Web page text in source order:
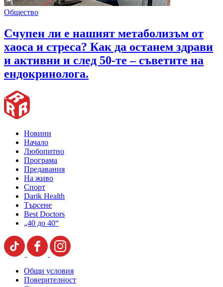
Общество
Счупен ли е нашият метаболизъм от
хаоса и стреса? Как да останем здрави
и активни и след 50-те – съветите на
ендокринолога.
Новини
Начало
Любопитно
Програма
Предавания
На живо
Спорт
Darik Health
Търсене
Best Doctors
„40 до 40“
Общи условия
Поверителност